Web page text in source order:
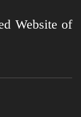
Website of